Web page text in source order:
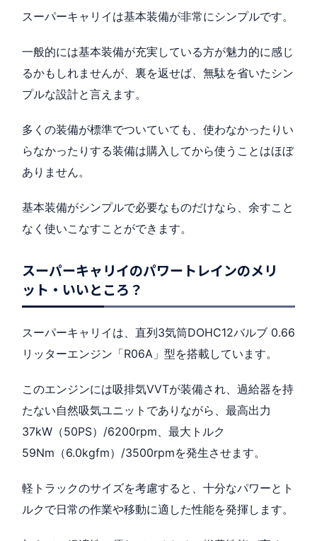
スーパーキャリイは基本装備が非常にシンプルです。
一般的には基本装備が充実している方が魅力的に感じ
るかもしれませんが、裏を返せば、無駄を省いたシン
プルな設計と言えます。
多くの装備が標準でついていても、使わなかったりい
らなかったりする装備は購入してから使うことはほぼ
ありません。
基本装備がシンプルで必要なものだけなら、余すこと
なく使いこなすことができます。
スーパーキャリイのパワートレインのメリ
ット・いいところ？
スーパーキャリイは、直列3気筒DOHC12バルブ 0.66
リッターエンジン「R06A」型を搭載しています。
このエンジンには吸排気VVTが装備され、過給器を持
たない自然吸気ユニットでありながら、最高出力
37kW（50PS）/6200rpm、最大トルク
59Nm（6.0kgfm）/3500rpmを発生させます。
軽トラックのサイズを考慮すると、十分なパワーとト
ルクで日常の作業や移動に適した性能を発揮します。